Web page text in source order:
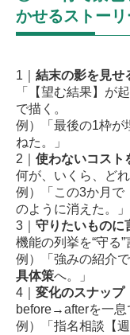
かせるストーリ
1｜ 結末の影を見せ
「【望む結果】が
で描く。
例）「最後の1枠が
ねた。」
2｜ 使わないコスト
何が、いくら、ど
例）「この3か月で
のように消えた。」
3｜ 守りたいものに
機能の列挙を“守る”
例）「強みの紹介で
具体策へ。」
4｜ 変化のスナップ
before→afterを一息
例）「指名相談【